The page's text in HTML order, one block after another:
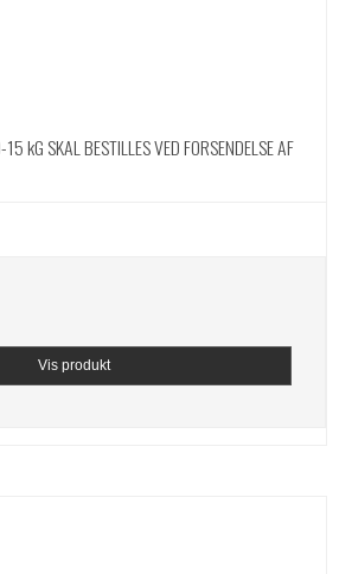
kG SKAL BESTILLES VED FORSENDELSE AF
Vis produkt